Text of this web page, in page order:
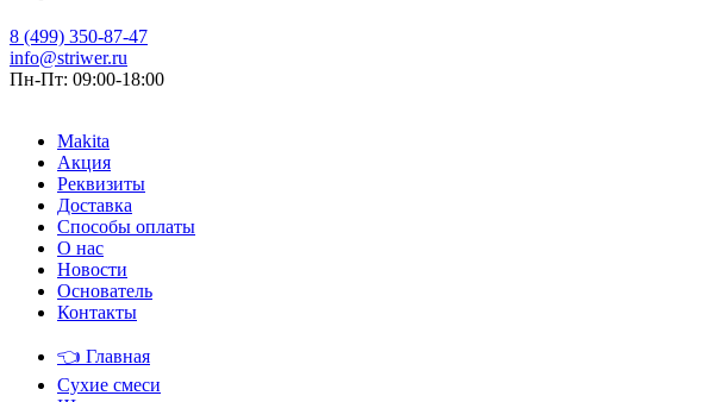
8 (499) 350-87-47
info@striwer.ru
Пн-Пт: 09:00-18:00
Makita
Акция
Реквизиты
Доставка
Способы оплаты
О нас
Новости
Основатель
Контакты
👈 Главная
Сухие смеси